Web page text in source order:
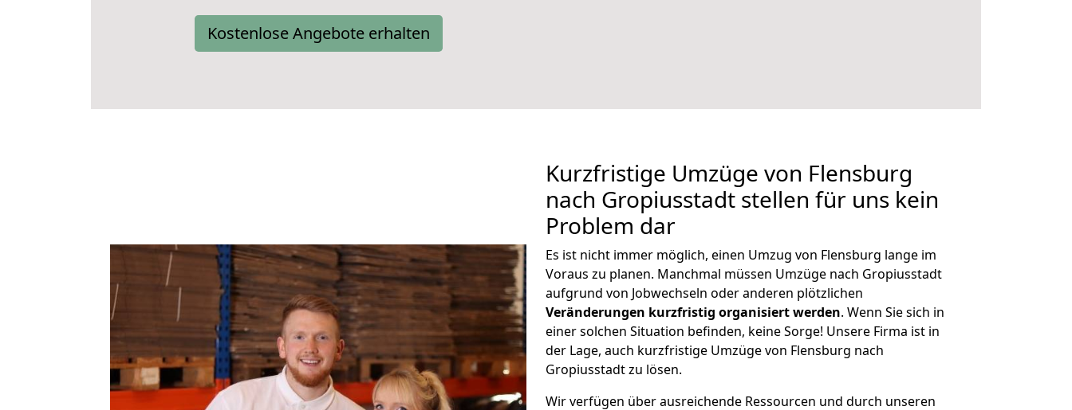
Kostenlose Angebote erhalten
Kurzfristige Umzüge von Flensburg
nach Gropiusstadt stellen für uns kein
Problem dar
Es ist nicht immer möglich, einen Umzug von Flensburg lange im
Voraus zu planen. Manchmal müssen Umzüge nach Gropiusstadt
aufgrund von Jobwechseln oder anderen plötzlichen
Veränderungen kurzfristig organisiert werden. Wenn Sie sich in
einer solchen Situation befinden, keine Sorge! Unsere Firma ist in
der Lage, auch kurzfristige Umzüge von Flensburg nach
Gropiusstadt zu lösen.
Wir verfügen über ausreichende Ressourcen und durch unseren